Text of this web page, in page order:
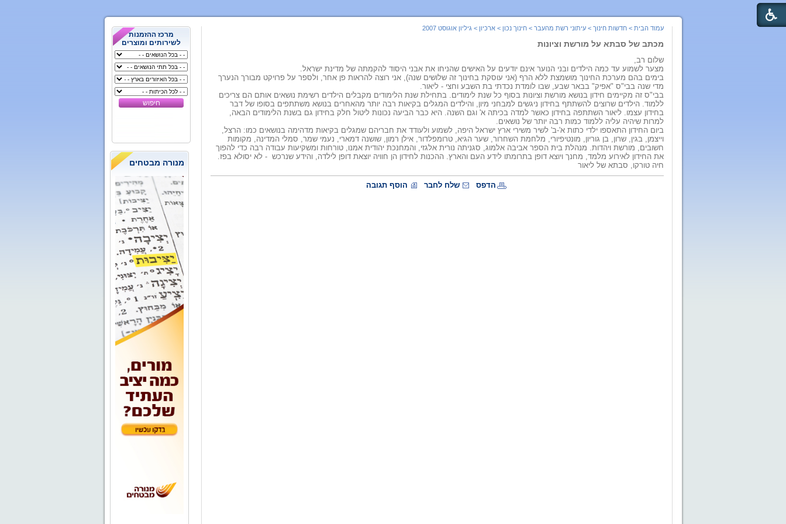
עמוד הבית > חדשות חינוך > עיתוני רשת מהעבר > חינוך נכון > ארכיון > גיליון אוגוסט 2007
מכתב של סבתא על מורשת וציונות
שלום רב,
מצער לשמוע עד כמה הילדים ובני הנוער אינם יודעים על האישים שהניחו את אבני היסוד להקמתה של מדינת ישראל.
בימים בהם מערכת החינוך מושמצת ללא הרף (אני עוסקת בחינוך זה שלושים שנה), אני רוצה להראות פן אחר, ולספר על פרויקט מבורך הנערך
מדי שנה בבי"ס "אפיק" בבאר שבע, שבו לומדת נכדתי בת השבע וחצי - ליאור.
בבי"ס זה מקיימים חידון בנושא מורשת וציונות בסוף כל שנת לימודים. בתחילת שנת הלימודים מקבלים הילדים רשימת נושאים אותם הם צריכים
ללמוד. הילדים שרוצים להשתתף בחידון ניגשים למבחני מיון, והילדים המגלים בקיאות רבה יותר מהאחרים בנושא משתתפים בסופו של דבר
בחידון עצמו. ליאור השתתפה בחידון כאשר למדה בכיתה א' וגם השנה. היא כבר הביעה נכונות ליטול חלק בחידון גם בשנת הלימודים הבאה,
למרות שיהיה עליה ללמוד כמות רבה יותר של נושאים.
ביום החידון התאספו ילדי כתות א'-ב' לשיר משירי ארץ ישראל היפה, לשמוע ולעודד את חבריהם שמגלים בקיאות מדהימה בנושאים כמו: הרצל,
וייצמן, בגין, שרון, בן גוריון, מונטיפיורי, מלחמת השחרור, שער הגיא, טרומפלדור, אילן רמון, שושנה דמארי, נעמי שמר, סמלי המדינה, מקומות
חשובים, מורשת ויהדות. מנהלת בית הספר אביבה אלמוג, סגניתה נורית אלגזי, והמחנכת יהודית אמנו, טורחות ומשקיעות עבודה רבה כדי להפוך
את החידון לאירוע מלמד, מחנך ויוצא דופן בתרומתו לידע העם והארץ. ההכנות לחידון הן חוויה יוצאת דופן לילדה, והידע שנרכש - לא יסולא בפז.
חיה טורקו, סבתא של ליאור
הדפס שלח לחבר הוסף תגובה
מרכז ההזמנות
לשירותים ומוצרים
מנורה מבטחים